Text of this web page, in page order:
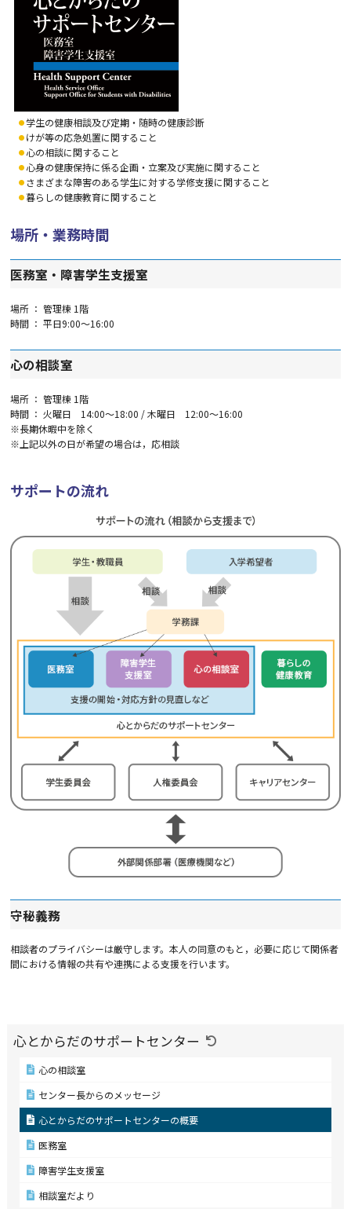
学生の健康相談及び定期・随時の健康診断
けが等の応急処置に関すること
心の相談に関すること
心身の健康保持に係る企画・立案及び実施に関すること
さまざまな障害のある学生に対する学修支援に関すること
暮らしの健康教育に関すること
場所・業務時間
医務室・障害学生支援室
場所 ： 管理棟 1階
時間 ： 平日9:00～16:00
心の相談室
場所 ： 管理棟 1階
時間 ： 火曜日 14:00～18:00 / 木曜日 12:00～16:00
※長期休暇中を除く
※上記以外の日が希望の場合は，応相談
サポートの流れ
守秘義務
相談者のプライバシーは厳守します。本人の同意のもと，必要に応じて関係者
間における情報の共有や連携による支援を行います。
心とからだのサポートセンター
心の相談室
センター長からのメッセージ
心とからだのサポートセンターの概要
医務室
障害学生支援室
相談室だより